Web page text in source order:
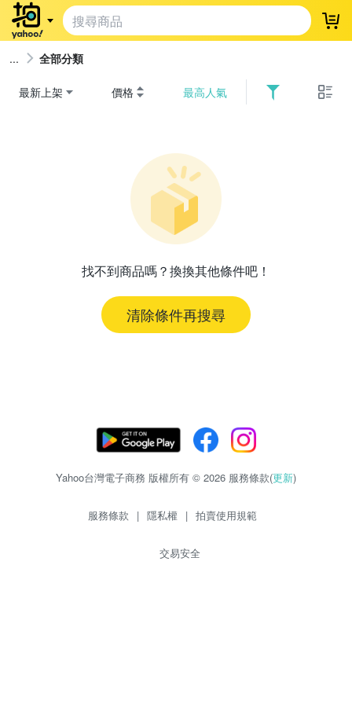
登
全部分類
最新上架 價格 最高人氣
找不到商品嗎？換換其他條件吧！
清除條件再搜尋
Yahoo台灣電子商務 版權所有 © 2026 服務條款(更新)
服務條款 | 隱私權 | 拍賣使用規範
交易安全